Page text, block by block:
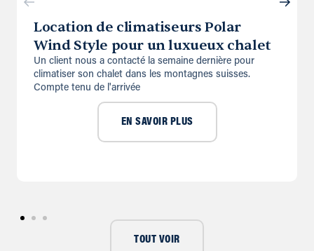
Location de climatiseurs Polar
Wind Style pour un luxueux chalet
Un client nous a contacté la semaine dernière pour
climatiser son chalet dans les montagnes suisses.
Compte tenu de l'arrivée
EN SAVOIR PLUS
TOUT VOIR